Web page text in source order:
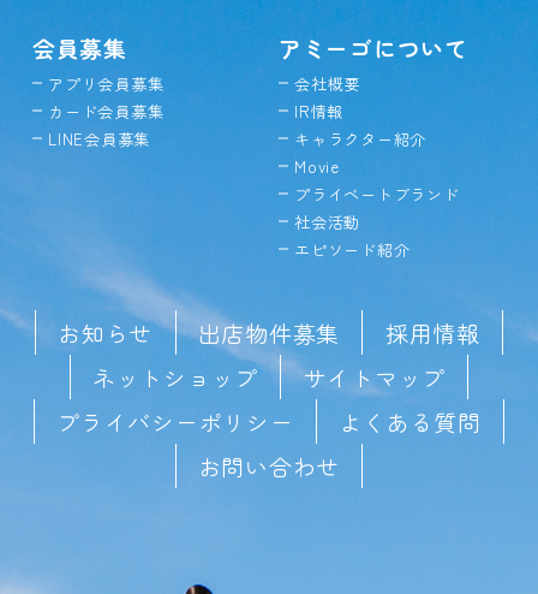
会員募集
アプリ会員募集
カード会員募集
LINE会員募集
アミーゴについて
会社概要
IR情報
キャラクター紹介
Movie
プライベートブランド
社会活動
エピソード紹介
お知らせ 出店物件募集
採用情報
ネットショップ
サイトマップ
プライバシーポリシー
よくある質問
お問い合わせ